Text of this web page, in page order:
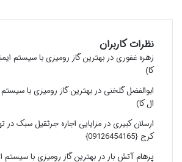
نظرات کاربران
زهره غفوریدر بهترین گاز رومیزی با سیستم
کا)
ابوالفضل گلخنیدر بهترین گاز رومیزی با
ال کا)
ارسلان کبیریدر مزایایی اجاره جرثقیل سبک در
کرج {09126454165}
پرهام آتش بار در بهترین گاز رومیزی با سیستم